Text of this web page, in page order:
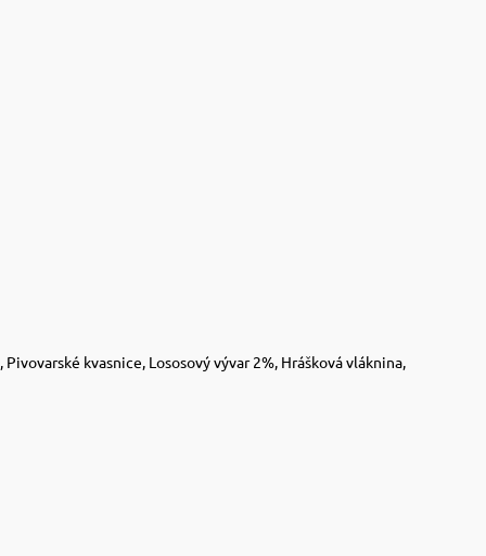
kvasnice, Lososový vývar 2%, Hrášková vláknina,